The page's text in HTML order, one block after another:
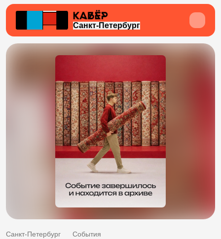
Санкт-Петербург
Санкт-Петербург События